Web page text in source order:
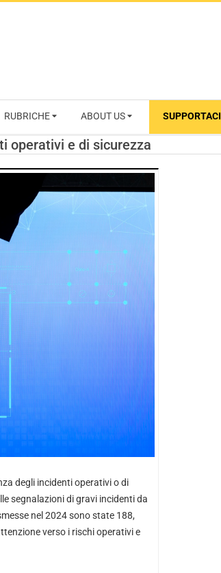
RUBRICHE ABOUT US SUPPORTACI
operativi e di sicurezza
degli incidenti operativi o di
segnalazioni di gravi incidenti da
nel 2024 sono state 188,
verso i rischi operativi e